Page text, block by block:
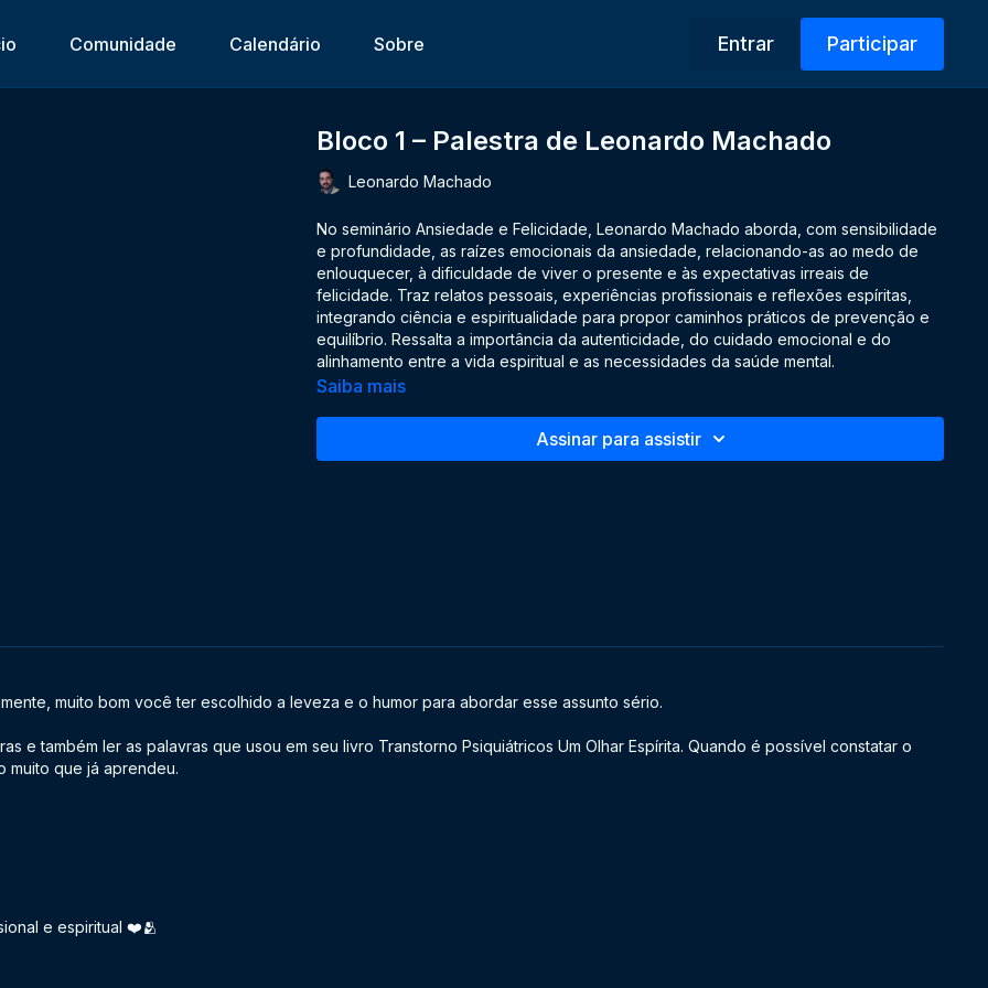
Comunidade Calendário Sobre Entrar Participar
Bloco 1 – Palestra de Leonardo Machado
Leonardo Machado
No seminário Ansiedade e Felicidade, Leonardo Machado aborda, com sensibilidade
e profundidade, as raízes emocionais da ansiedade, relacionando-as ao medo de
enlouquecer, à dificuldade de viver o presente e às expectativas irreais de
felicidade. Traz relatos pessoais, experiências profissionais e reflexões espíritas,
integrando ciência e espiritualidade para propor caminhos práticos de prevenção e
equilíbrio. Ressalta a importância da autenticidade, do cuidado emocional e do
alinhamento entre a vida espiritual e as necessidades da saúde mental.
Saiba mais
Assinar para assistir
muito bom você ter escolhido a leveza e o humor para abordar esse assunto sério.
e também ler as palavras que usou em seu livro Transtorno Psiquiátricos Um Olhar Espírita. Quando é possível constatar o
muito que já aprendeu.
e espiritual ❤️🫂